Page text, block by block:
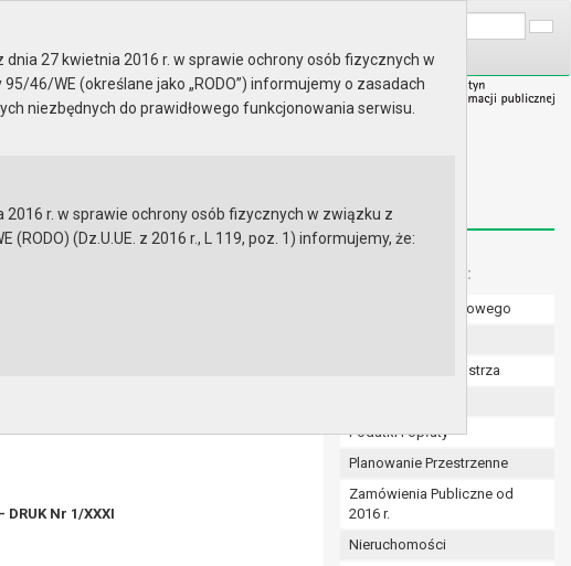
Nr 1/XXXI
Menu dodatkowe:
Numer konta bankowego
Zarządzenia Burmistrza
Podatki i opłaty
Planowanie Przestrzenne
Zamówienia Publiczne od
2016 r.
Nieruchomości
27 kwietnia 2016 r. w sprawie ochrony osób fizycznych w
46/WE (określane jako „RODO”) informujemy o zasadach
niezbędnych do prawidłowego funkcjonowania serwisu.
2016 r. w sprawie ochrony osób fizycznych w związku z
(Dz.U.UE. z 2016 r., L 119, poz. 1) informujemy, że:
gminnym (Dz.U. z 2017r., poz. 1875 ze zm.) oraz z
wobec Gminy;